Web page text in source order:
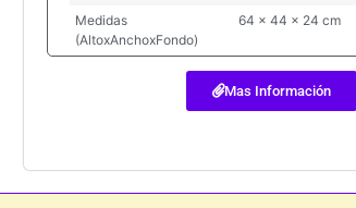
Medidas
(AltoxAnchoxFondo)
64 x 44 x 24 cm
Mas Información